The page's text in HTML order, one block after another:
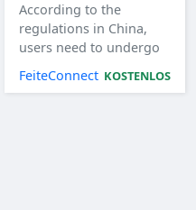
According to the
regulations in China,
users need to undergo
real-name
authentication. Feite
FeiteConnect KOSTENLOS